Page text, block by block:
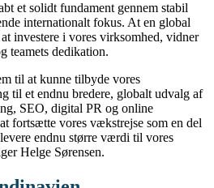
et solidt fundament gennem stabil
internationalt fokus. At en global
investere i vores virksomhed, vidner
teamets dedikation.
til at kunne tilbyde vores
til et endnu bredere, globalt udvalg af
SEO, digital PR og online
fortsætte vores vækstrejse som en del
endnu større værdi til vores
Helge Sørensen.